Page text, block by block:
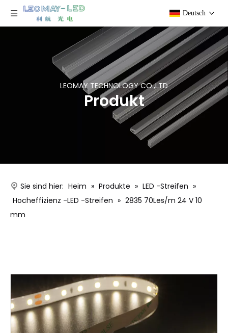
Deutsch
LEOMAY TECHNOLOGY CO.,LTD
Produkt
Sie sind hier: Heim » Produkte » LED -Streifen »
Hocheffizienz -LED -Streifen » 2835 70Les/m 24 V 10
mm